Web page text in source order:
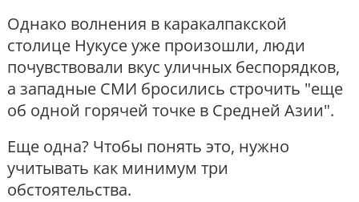
Однако волнения в каракалпакской
столице Нукусе уже произошли, люди
почувствовали вкус уличных беспорядков,
а западные СМИ бросились строчить "еще
об одной горячей точке в Средней Азии".
Еще одна? Чтобы понять это, нужно
учитывать как минимум три
обстоятельства.